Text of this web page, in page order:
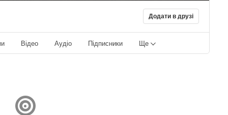
Додати в друзі
Відео Аудіо Підписники Ще